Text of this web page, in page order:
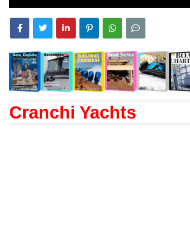
Cranchi Yachts